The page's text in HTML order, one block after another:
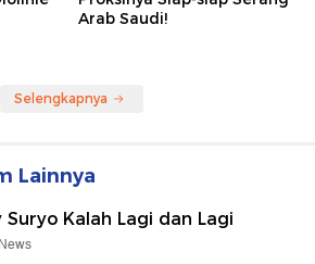
Arab Saudi!
Selengkapnya
Lainnya
Suryo Kalah Lagi dan Lagi